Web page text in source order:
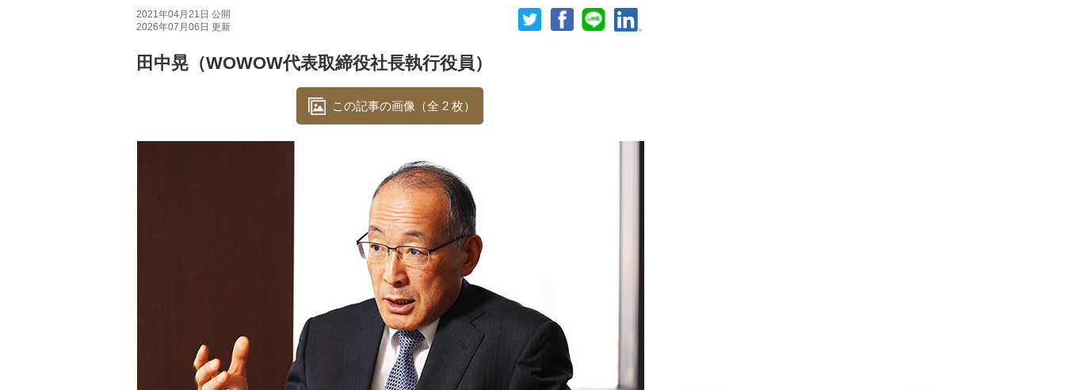
2021年04月21日 公開
2026年07月06日 更新
田中晃（WOWOW代表取締役社長執行役員）
この記事の画像（全 2 枚）